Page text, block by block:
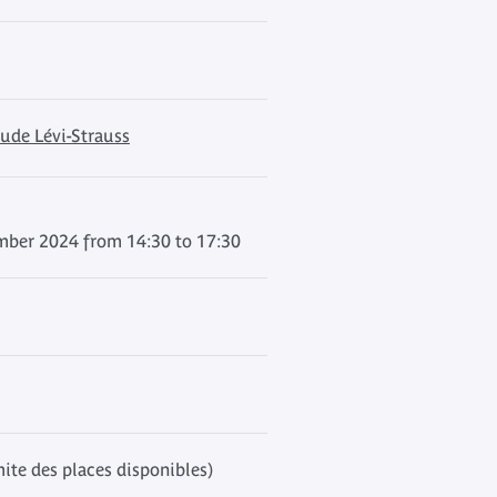
Lévi-Strauss
2024 from 14:30 to 17:30
des places disponibles)